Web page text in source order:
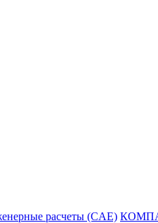
расчеты (CAE)